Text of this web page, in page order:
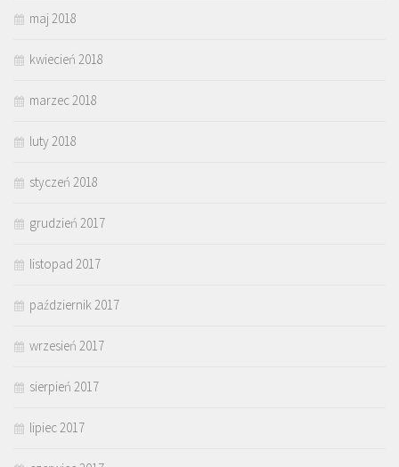
maj 2018
kwiecień 2018
marzec 2018
luty 2018
styczeń 2018
grudzień 2017
listopad 2017
październik 2017
wrzesień 2017
sierpień 2017
lipiec 2017